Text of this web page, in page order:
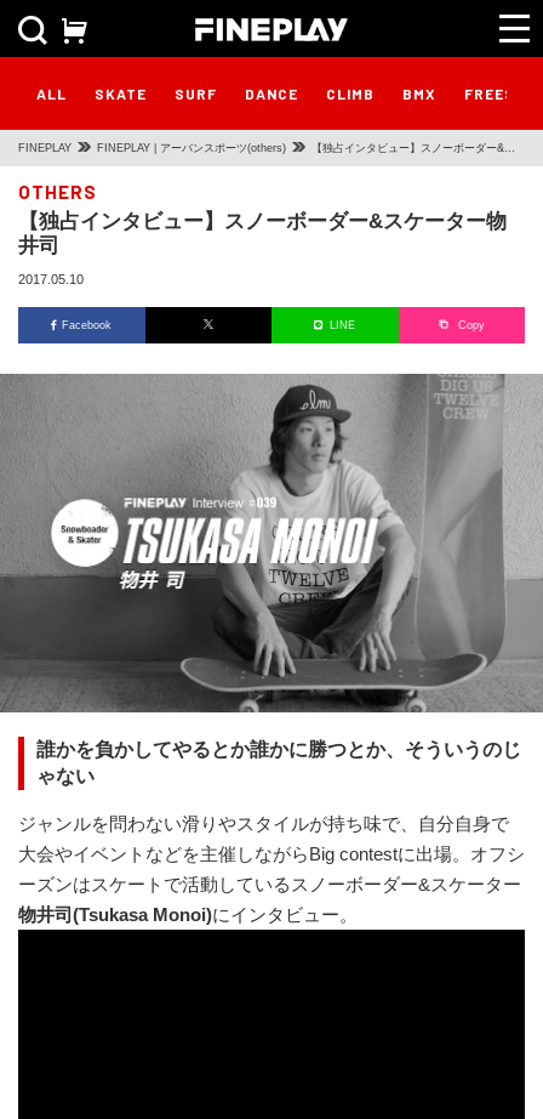
ALL SKATE SURF DANCE CLIMB BMX
FINEPLAY FINEPLAY | アーバンスポーツ(others) 【独占インタビュー】スノーボーダー&ス
OTHERS
【独占インタビュー】スノーボーダー&スケーター物
井司
2017.05.10
Facebook LINE Copy
誰かを負かしてやるとか誰かに勝つとか、そういうのじ
ゃない
ジャンルを問わない滑りやスタイルが持ち味で、自分自身で
大会やイベントなどを主催しながらBig contestに出場。オフシ
ーズンはスケートで活動しているスノーボーダー&スケーター
物井司(Tsukasa Monoi)にインタビュー。